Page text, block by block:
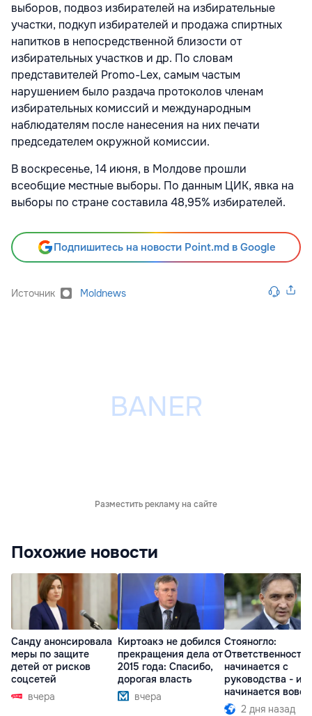
выборов, подвоз избирателей на избирательные
участки, подкуп избирателей и продажа спиртных
напитков в непосредственной близости от
избирательных участков и др. По словам
представителей Promo-Lex, самым частым
нарушением было раздача протоколов членам
избирательных комиссий и международным
наблюдателям после нанесения на них печати
председателем окружной комиссии.
В воскресенье, 14 июня, в Молдове прошли
всеобщие местные выборы. По данным ЦИК, явка на
выборы по стране составила 48,95% избирателей.
Подпишитесь на новости Point.md в Google
Источник Moldnews
Разместить рекламу на сайте
Похожие новости
Санду анонсировала
меры по защите
детей от рисков
соцсетей
вчера
Киртоакэ не добился
прекращения дела от
2015 года: Спасибо,
дорогая власть
вчера
Стояногло:
Ответственность
начинается с
руководства -
начинается вовсе
2 дня назад